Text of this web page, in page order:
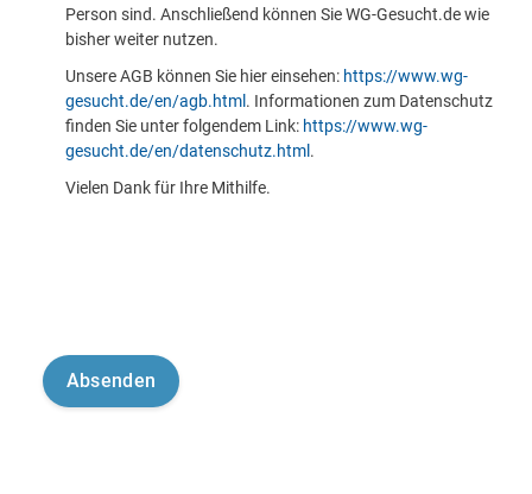
Person sind. Anschließend können Sie WG-Gesucht.de wie
bisher weiter nutzen.
Unsere AGB können Sie hier einsehen: https://www.wg-
gesucht.de/en/agb.html . Informationen zum Datenschutz
finden Sie unter folgendem Link: https://www.wg-
gesucht.de/en/datenschutz.html .
Vielen Dank für Ihre Mithilfe.